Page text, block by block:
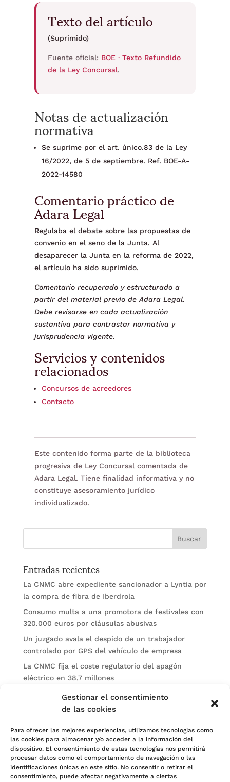
Gestionar el consentimiento
de las cookies
Para ofrecer las mejores experiencias, utilizamos tecnologías como
las cookies para almacenar y/o acceder a la información del
dispositivo. El consentimiento de estas tecnologías nos permitirá
procesar datos como el comportamiento de navegación o las
identificaciones únicas en este sitio. No consentir o retirar el
consentimiento, puede afectar negativamente a ciertas
Texto del artículo
(Suprimido)
Fuente oficial: BOE · Texto Refundido
de la Ley Concursal.
Notas de actualización
normativa
Se suprime por el art. único.83 de la Ley
16/2022, de 5 de septiembre. Ref. BOE-A-
2022-14580
Comentario práctico de
Adara Legal
Regulaba el debate sobre las propuestas de
convenio en el seno de la Junta. Al
desaparecer la Junta en la reforma de 2022,
el artículo ha sido suprimido.
Comentario recuperado y estructurado a
partir del material previo de Adara Legal.
Debe revisarse en cada actualización
sustantiva para contrastar normativa y
jurisprudencia vigente.
Servicios y contenidos
relacionados
Concursos de acreedores
Contacto
Este contenido forma parte de la biblioteca
progresiva de Ley Concursal comentada de
Adara Legal. Tiene finalidad informativa y no
constituye asesoramiento jurídico
individualizado.
Entradas recientes
La CNMC abre expediente sancionador a Lyntia por
la compra de fibra de Iberdrola
Consumo multa a una promotora de festivales con
320.000 euros por cláusulas abusivas
Un juzgado avala el despido de un trabajador
controlado por GPS del vehículo de empresa
La CNMC fija el coste regulatorio del apagón
eléctrico en 38,7 millones
El BOE publica sanciones de la CNMV a Soltec y
Categorías
Actualidad
Noticias Jurídicas
Subastas